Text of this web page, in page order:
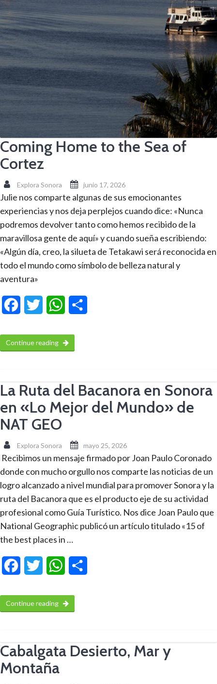
Coming Home to the Sea of
Cortez
Explora Sonora junio 17, 2026
Julie nos comparte algunas de sus emocionantes
experiencias y nos deja perplejos cuando dice: «Nunca
podremos devolver tanto como hemos recibido de la
maravillosa gente de aquí» y cuando sueña escribiendo:
«Algún día, creo, la silueta de Tetakawi será reconocida en
todo el mundo como símbolo de belleza natural y
aventura»
FacebookTwitter WhatsApp
Continue reading
La Ruta del Bacanora en Sonora
en «Lo Mejor del Mundo» de
NAT GEO
Explora Sonora mayo 25, 2026
Recibimos un mensaje firmado por Joan Paulo Coronado
donde con mucho orgullo nos comparte las noticias de un
logro alcanzado a nivel mundial para promover Sonora y la
ruta del Bacanora que es el producto eje de su actividad
profesional como Guía Turístico. Nos dice Joan Paulo que
National Geographic publicó un artículo titulado «15 of
the best places in …
FacebookTwitter WhatsApp
Continue reading
Cabalgata Desierto, Mar y
Montaña